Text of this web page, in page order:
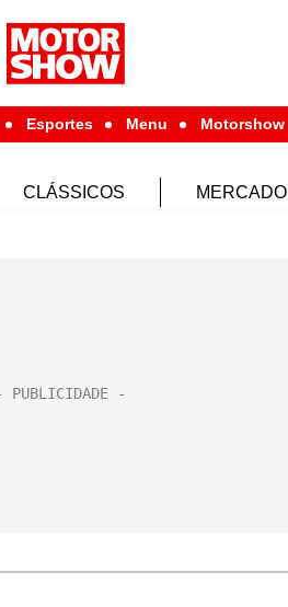
Esportes Menu Motorshow
CLÁSSICOS MERCADO